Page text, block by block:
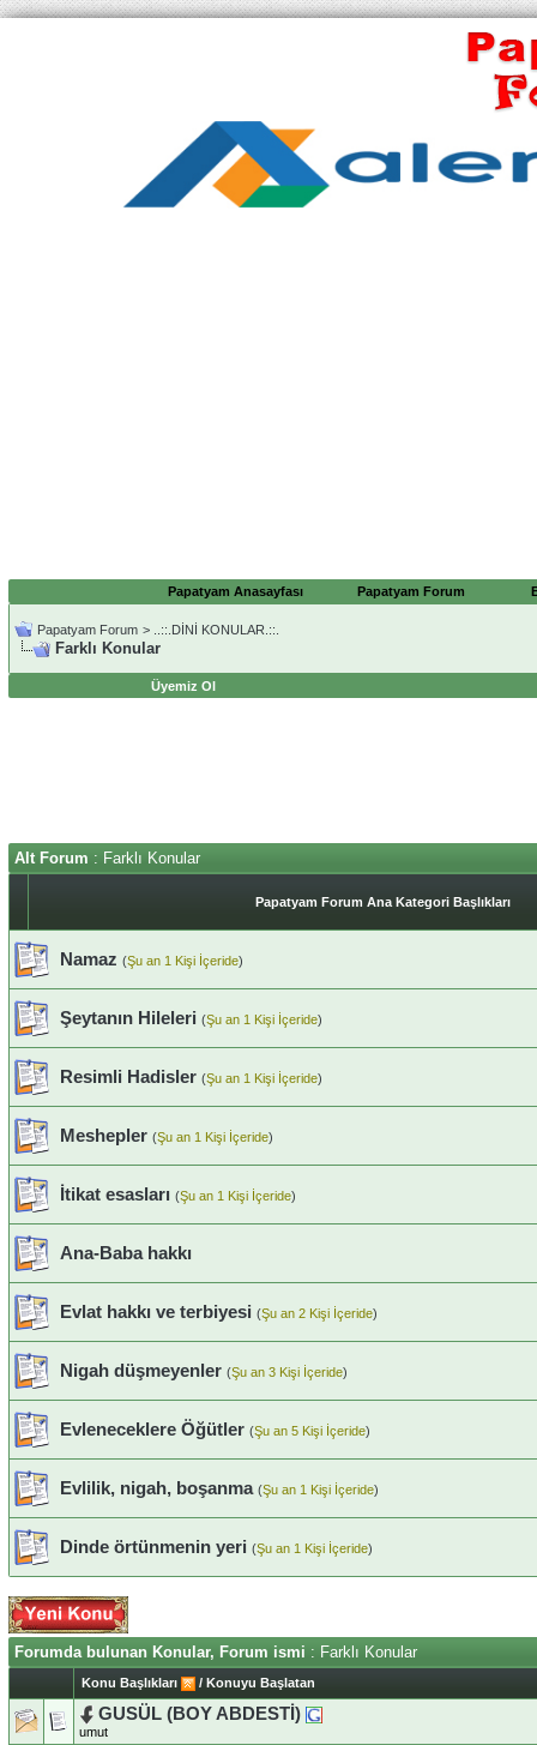
Papatyam Anasayfası Papatyam Forum
Papatyam Forum > ..::.DİNİ KONULAR.::.
Farklı Konular
Üyemiz Ol
Alt Forum : Farklı Konular
Papatyam Forum Ana Kategori Başlıkları
Namaz (Şu an 1 Kişi İçeride)
Şeytanın Hileleri (Şu an 1 Kişi İçeride)
Resimli Hadisler (Şu an 1 Kişi İçeride)
Meshepler (Şu an 1 Kişi İçeride)
İtikat esasları (Şu an 1 Kişi İçeride)
Ana-Baba hakkı
Evlat hakkı ve terbiyesi (Şu an 2 Kişi İçeride)
Nigah düşmeyenler (Şu an 3 Kişi İçeride)
Evleneceklere Öğütler (Şu an 5 Kişi İçeride)
Evlilik, nigah, boşanma (Şu an 1 Kişi İçeride)
Dinde örtünmenin yeri (Şu an 1 Kişi İçeride)
Forumda bulunan Konular, Forum ismi : Farklı Konular
Konu Başlıkları / Konuyu Başlatan
GUSÜL (BOY ABDESTİ)
umut